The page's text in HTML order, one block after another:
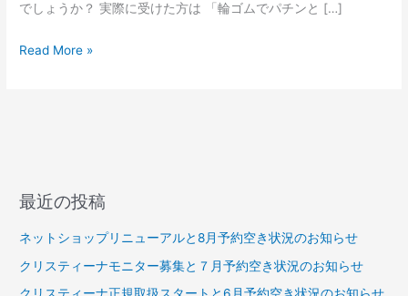
でしょうか？ 実際に受けた方は 「輪ゴムでパチンと […]
Read More »
最近の投稿
ネットショップリニューアルと8月予約空き状況のお知らせ
クリスティーナモニター募集と７月予約空き状況のお知らせ